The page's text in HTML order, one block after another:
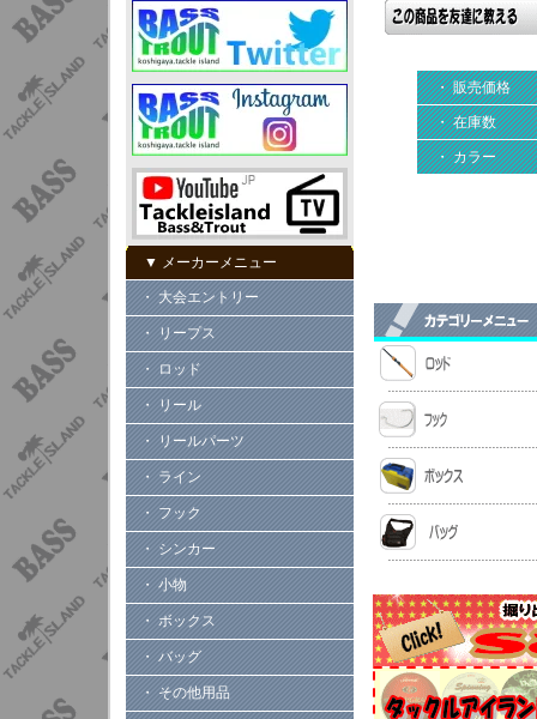
▼ メーカーメニュー
・ 大会エントリー
・ リープス
・ ロッド
・ リール
・ リールパーツ
・ ライン
・ フック
・ シンカー
・ 小物
・ ボックス
・ バッグ
・ その他用品
・ 販売価格
・ 在庫数
・ カラー